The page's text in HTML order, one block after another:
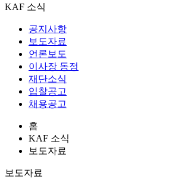
KAF 소식
공지사항
보도자료
언론보도
이사장 동정
재단소식
입찰공고
채용공고
홈
KAF 소식
보도자료
보도자료